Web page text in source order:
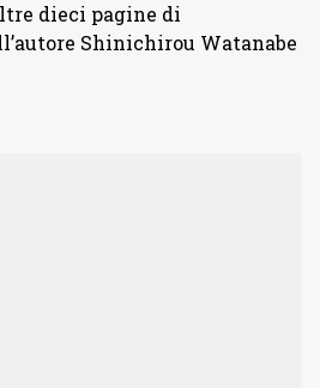
dieci pagine di
Shinichirou Watanabe